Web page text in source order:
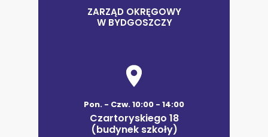
ZARZĄD OKRĘGOWY
W BYDGOSZCZY
Pon. - Czw. 10:00 - 14:00
Czartoryskiego 18
(budynek szkoły)